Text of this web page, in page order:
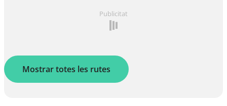
Publicitat
Mostrar totes les rutes